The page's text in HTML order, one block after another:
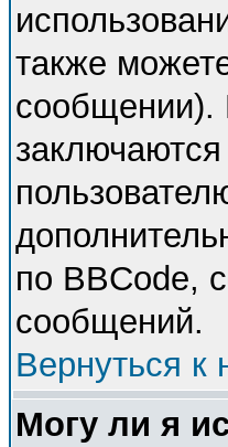
также
сообщении).
по BBCode,
сообщений.
Вернуться к
Могу ли я